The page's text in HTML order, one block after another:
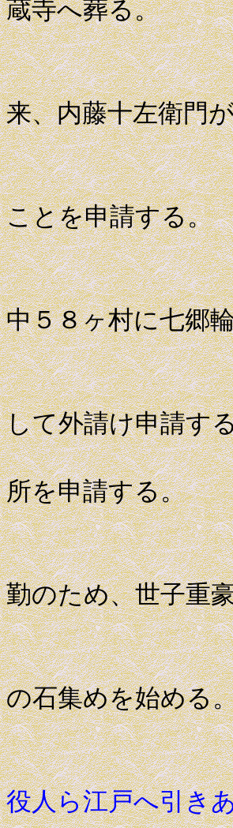
蔵寺へ葬る。
４月２２
来、内藤十左衛門
４月２４
ことを申請する。
４月２９
中５８ヶ村に七郷
５月 ２日
して外請け申請す
薩摩
所を申請する。
５月１１
勤のため、世子重
５月２１
の石集めを始める
５月
役人ら江戸へ引き